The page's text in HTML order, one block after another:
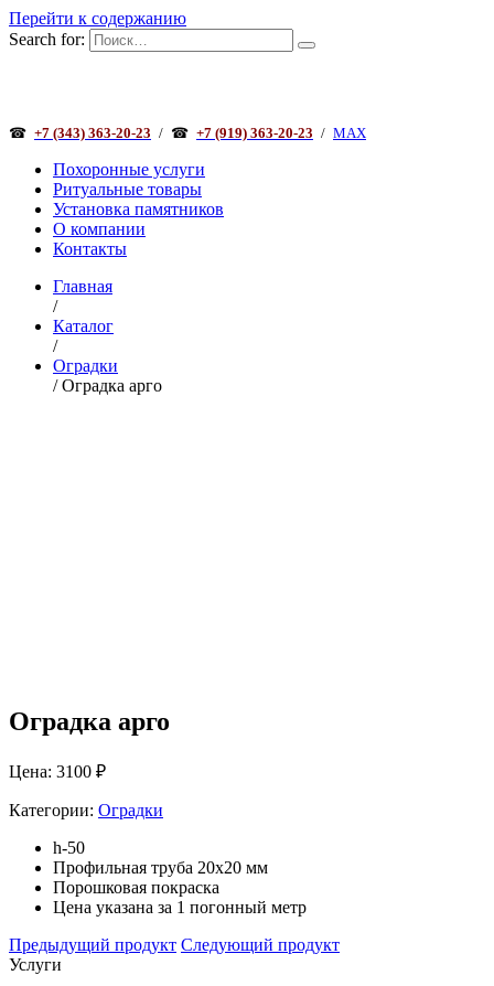
Перейти к содержанию
Search for:
☎ +7 (343) 363-20-23 / ☎ +7 (919) 363-20-23 / MAX
Похоронные услуги
Ритуальные товары
Установка памятников
О компании
Контакты
Главная
/
Каталог
/
Оградки
/ Оградка арго
Оградка арго
Цена: 3100 ₽
Категории: Оградки
h-50
Профильная труба 20х20 мм
Порошковая покраска
Цена указана за 1 погонный метр
Предыдущий продукт Следующий продукт
Услуги